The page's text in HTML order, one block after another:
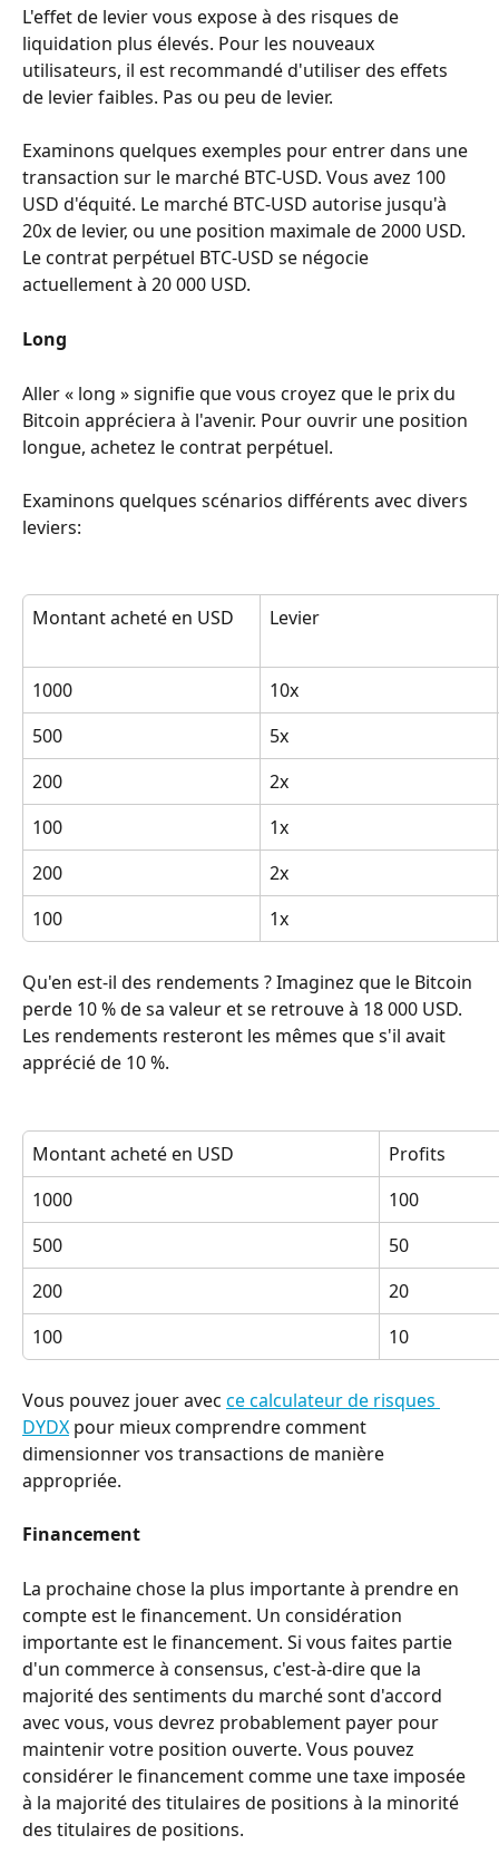
L'effet de levier vous expose à des risques de
liquidation plus élevés. Pour les nouveaux
utilisateurs, il est recommandé d'utiliser des effets
de levier faibles. Pas ou peu de levier.
Examinons quelques exemples pour entrer dans une
transaction sur le marché BTC-USD. Vous avez 100
USD d'équité. Le marché BTC-USD autorise jusqu'à
20x de levier, ou une position maximale de 2000 USD.
Le contrat perpétuel BTC-USD se négocie
actuellement à 20 000 USD.
Long
Aller « long » signifie que vous croyez que le prix du
Bitcoin appréciera à l'avenir. Pour ouvrir une position
longue, achetez le contrat perpétuel.
Examinons quelques scénarios différents avec divers
leviers:
Montant acheté en USD Levier
1000
10x
500
5x
200
2x
100
1x
200
2x
100
1x
Qu'en est-il des rendements ? Imaginez que le Bitcoin
perde 10 % de sa valeur et se retrouve à 18 000 USD.
Les rendements resteront les mêmes que s'il avait
apprécié de 10 %.
Montant acheté en USD
Profits
1000
100
500
50
200
20
100
10
Vous pouvez jouer avec ce calculateur de risques
DYDX pour mieux comprendre comment
dimensionner vos transactions de manière
appropriée.
Financement
La prochaine chose la plus importante à prendre en
compte est le financement. Un considération
importante est le financement. Si vous faites partie
d'un commerce à consensus, c'est-à-dire que la
majorité des sentiments du marché sont d'accord
avec vous, vous devrez probablement payer pour
maintenir votre position ouverte. Vous pouvez
considérer le financement comme une taxe imposée
à la majorité des titulaires de positions à la minorité
des titulaires de positions.